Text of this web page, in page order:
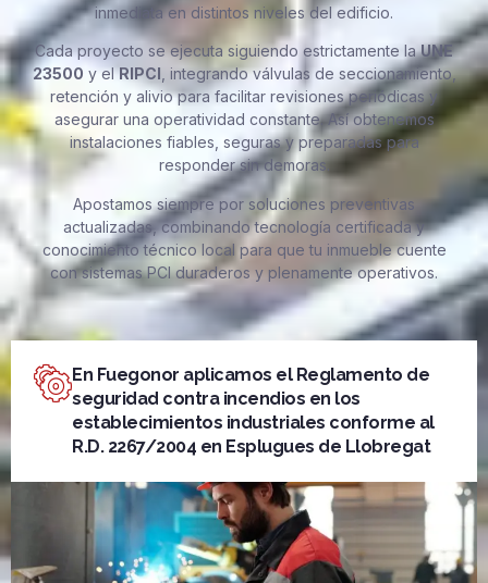
inmediata en distintos niveles del edificio.
Cada proyecto se ejecuta siguiendo estrictamente laUNE
23500 y elRIPCI , integrando válvulas de seccionamiento,
retención y alivio para facilitar revisiones periódicas y
asegurar una operatividad constante. Así obtenemos
instalaciones fiables, seguras y preparadas para
responder sin demoras.
Apostamos siempre por soluciones preventivas
actualizadas, combinando tecnología certificada y
conocimiento técnico local para que tu inmueble cuente
con sistemas PCI duraderos y plenamente operativos.
En Fuegonor aplicamos el Reglamento de
seguridad contra incendios en los
establecimientos industriales conforme al
R.D. 2267/2004 en Esplugues de Llobregat